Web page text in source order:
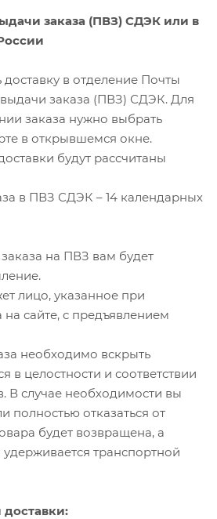
заказа (ПВЗ) СДЭК или в
в отделение Почты
заказа (ПВЗ) СДЭК. Для
заказа нужно выбрать
в открывшемся окне.
будут рассчитаны
в ПВЗ СДЭК – 14 календарных
на ПВЗ вам будет
лицо, указанное при
сайте, с предъявлением
необходимо вскрыть
в целостности и соответствии
В случае необходимости вы
полностью отказаться от
будет возвращена, а
удерживается транспортной